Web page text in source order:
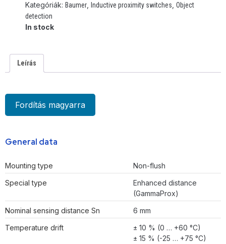
Kategóriák: Baumer Inductive proximity switches Object
detection
In stock
Leírás
Fordítás magyarra
General data
Mounting type
Non-flush
Special type
Enhanced distance
(GammaProx)
Nominal sensing distance Sn
6 mm
Temperature drift
± 10 % (0 … +60 °C)
± 15 % (-25 … +75 °C)